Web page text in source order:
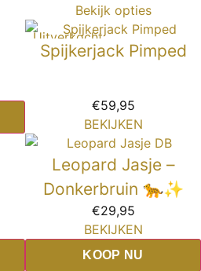
Bekijk opties
Uitverkocht
Spijkerjack Pimped
€59,95
BEKIJKEN
Leopard Jasje –
Donkerbruin 🐆✨
€29,95
BEKIJKEN
KOOP NU